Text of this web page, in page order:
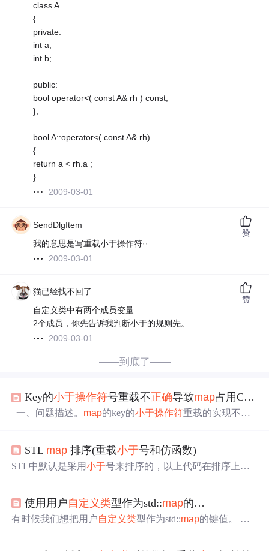
class A
{
private:
int a;
int b;
public:
bool operator<( const A& rh ) const;
};
bool A::operator<( const A& rh)
{
return a < rh.a ;
}
2009-03-01
SendDlgItem
我的意思是写重载小于操作符··
2009-03-01
赞
猫已经找不回了
自定义类中有两个成员变量
2个成员，你先告诉我判断小于的规则先。
2009-03-01
赞
——到底了——
Key的小于操作符号重载不正确导致map占用CPU占用100%的分析
一、问题描述。 map的key的小于操作符重载的实现不正
nt iID,int iKey):miID(iID),miKey(iKey)...{}; ~CUser()...{};pu
blic:
STL map 排序(重载小于号和仿函数)
STL中默认是采用小于号来排序的，以上代码在排序上是
体，涉及到排序就会出现问题，因为它没有 小于
nsert等函数在编译的时候过不去，下面给出两个方法解决
使用用户自定义类型作为std::map的…
有时候我们想把用户自定义类型作为std::map的键值。 方